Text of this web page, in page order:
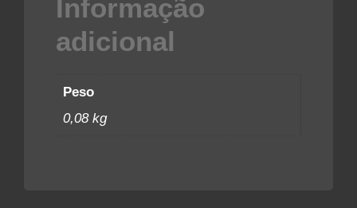
Informação
adicional
Peso
0,08 kg